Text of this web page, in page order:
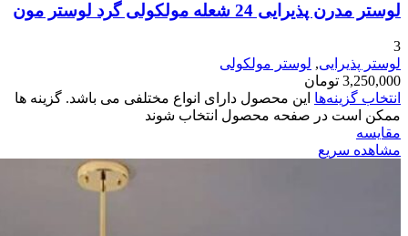
لوستر مدرن پذیرایی 24 شعله مولکولی گرد لوستر مون
3
لوستر پذیرایی, لوستر مولکولی
3,250,000 تومان
انتخاب گزینه‌ها این محصول دارای انواع مختلفی می باشد. گزینه ها
ممکن است در صفحه محصول انتخاب شوند
مقایسه
مشاهده سریع